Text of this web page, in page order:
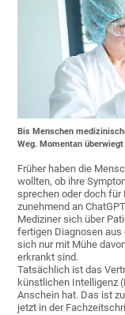
Bis Menschen
Weg. Momentan
Früher haben die
wollten, ob ihre
sprechen oder doch
zunehmend an
Mediziner sich über
fertigen Diagnosen aus
sich nur mit Mühe
erkrankt sind.
Tatsächlich ist das
künstlichen Intelligenz
Anschein hat. Das ist
jetzt in der